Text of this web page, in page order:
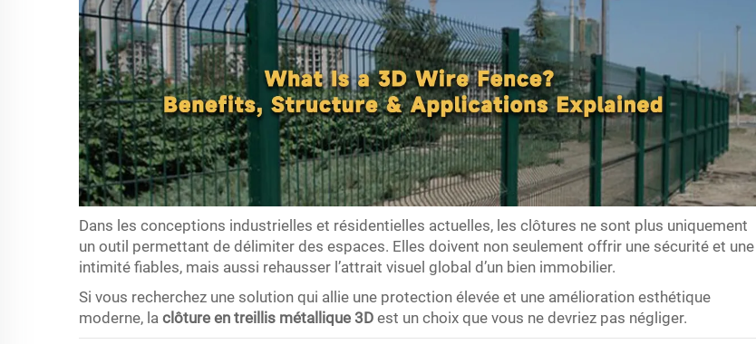
Dans les conceptions industrielles et résidentielles actuelles, les clôtures ne sont plus uniquement
un outil permettant de délimiter des espaces. Elles doivent non seulement offrir une sécurité et une
intimité fiables, mais aussi rehausser l’attrait visuel global d’un bien immobilier.
Si vous recherchez une solution qui allie une protection élevée et une amélioration esthétique
moderne, la clôture en treillis métallique 3D est un choix que vous ne devriez pas négliger.